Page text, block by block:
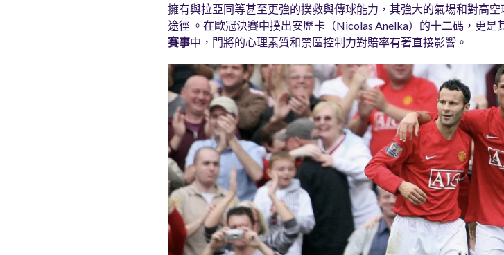
擁有與拉亞同等甚至更強的撲救與傳球能力，其強大的氣場和對高
途徑 。在歐冠決賽中撲出安歷卡（Nicolas Anelka）的十二碼，更
賽事中，門將的心理素質和禁區控制力對賠率有著直接影響。